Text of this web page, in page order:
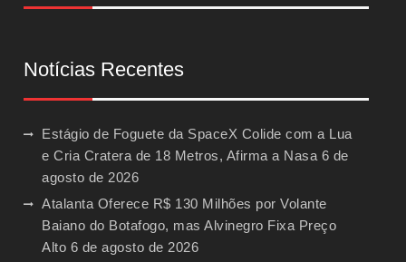
Notícias Recentes
Estágio de Foguete da SpaceX Colide com a Lua
e Cria Cratera de 18 Metros, Afirma a Nasa 6 de
agosto de 2026
Atalanta Oferece R$ 130 Milhões por Volante
Baiano do Botafogo, mas Alvinegro Fixa Preço
Alto 6 de agosto de 2026